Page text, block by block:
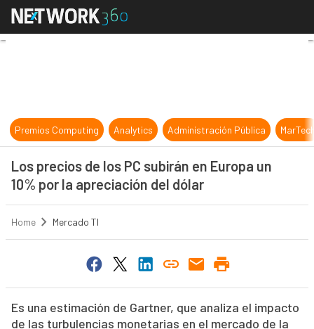
Los precios de los PC subirán en
Premios Computing Analytics Administración Pública
Los precios de los PC subirán en Europa un
10% por la apreciación del dólar
Home Mercado TI
Es una estimación de Gartner, que analiza el impacto
de las turbulencias monetarias en el mercado de la